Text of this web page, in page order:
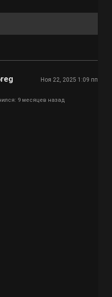
Ноя 22, 2025 1:09 пп
9 месяцев назад